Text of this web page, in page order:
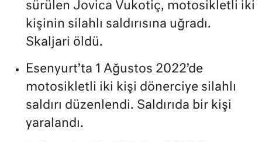
sürülen Jovica Vukotiç, motosikletli iki
kişinin silahlı saldırısına uğradı.
Skaljari öldü.
Esenyurt’ta 1 Ağustos 2022’de
motosikletli iki kişi dönerciye silahlı
saldırı düzenlendi. Saldırıda bir kişi
yaralandı.